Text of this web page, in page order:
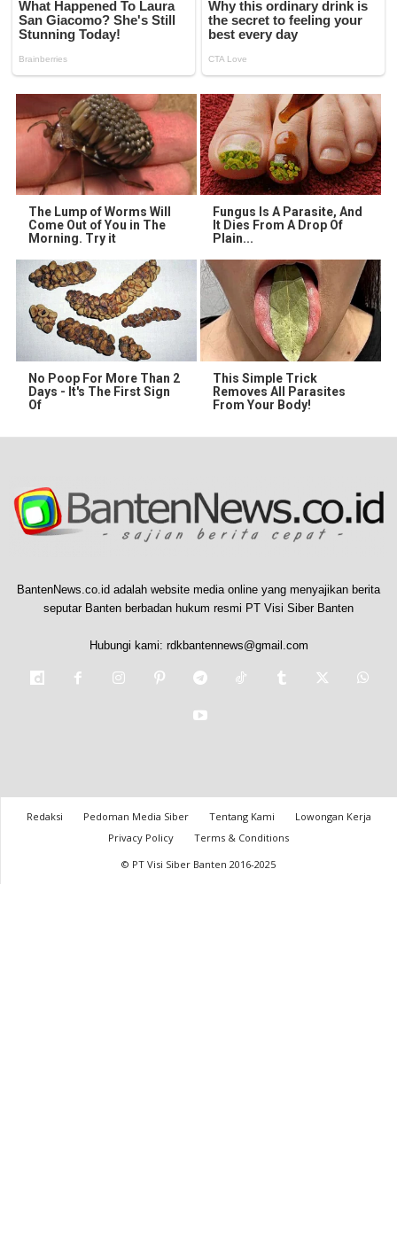
The Lump of Worms Will
Come Out of You in The
Morning. Try it
Fungus Is A Parasite, And
It Dies From A Drop Of
Plain...
No Poop For More Than 2
Days - It's The First Sign
Of
This Simple Trick
Removes All Parasites
From Your Body!
BantenNews.co.id adalah website media online yang menyajikan berita
seputar Banten berbadan hukum resmi PT Visi Siber Banten
Hubungi kami: rdkbantennews@gmail.com
Redaksi Pedoman Media Siber Tentang Kami
Lowongan Kerja
Privacy Policy
Terms & Conditions
© PT Visi Siber Banten 2016-2025